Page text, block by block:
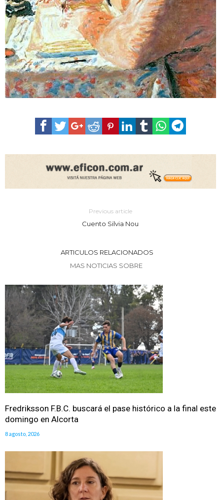
Previous article
Cuento Silvia Nou
ARTICULOS RELACIONADOS
MAS NOTICIAS SOBRE
Fredriksson F.B.C. buscará el pase histórico a la final este
domingo en Alcorta
8 agosto, 2026